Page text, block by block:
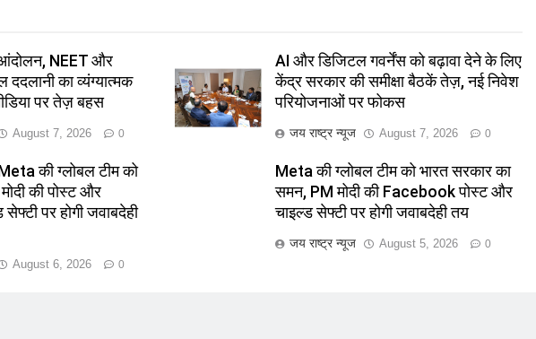
आंदोलन, NEET और
ददलानी का व्यंग्यात्मक
पर तेज़ बहस
August 7, 2026 0
AI और डिजिटल गवर्नेंस को बढ़ावा देने के लिए
केंद्र सरकार की समीक्षा बैठकें तेज़, नई निवेश
परियोजनाओं पर फोकस
जय राष्ट्र न्यूज August 7, 2026 0
की ग्लोबल टीम को
की पोस्ट और
पर होगी जवाबदेही
August 6, 2026 0
Meta की ग्लोबल टीम को भारत सरकार का
समन, PM मोदी की Facebook पोस्ट और
चाइल्ड सेफ्टी पर होगी जवाबदेही तय
जय राष्ट्र न्यूज August 5, 2026 0